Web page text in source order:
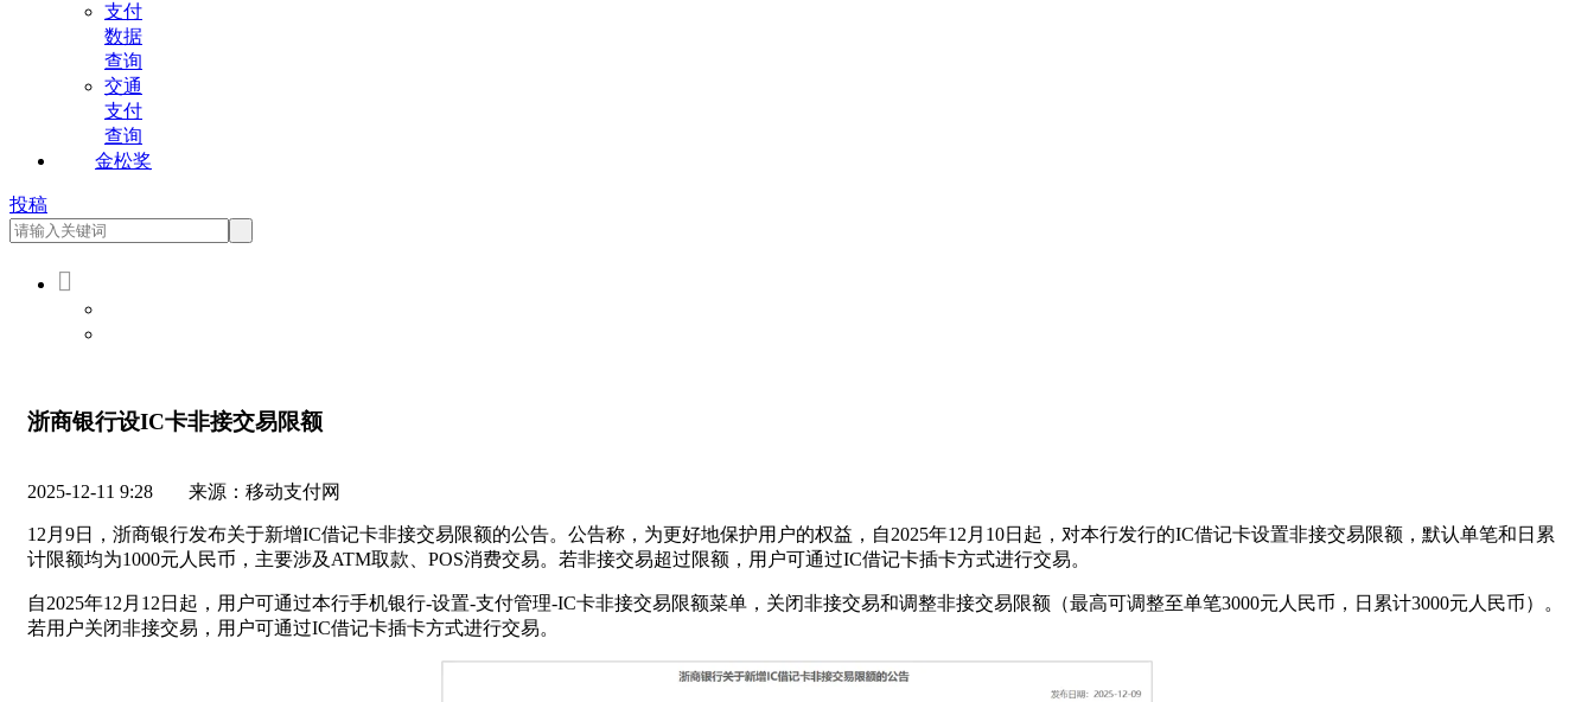
支付
数据
查询
交通
支付
查询
金松奖
投稿

浙商银行设IC卡非接交易限额
2025-12-11 9:28 来源：移动支付网
12月9日，浙商银行发布关于新增IC借记卡非接交易限额的公告。公告称，为更好地保护用户的权益，自2025年12月10日起，对本行发行的IC借记卡设置非接交易限额，默认单笔和日累
计限额均为1000元人民币，主要涉及ATM取款、POS消费交易。若非接交易超过限额，用户可通过IC借记卡插卡方式进行交易。
自2025年12月12日起，用户可通过本行手机银行-设置-支付管理-IC卡非接交易限额菜单，关闭非接交易和调整非接交易限额（最高可调整至单笔3000元人民币，日累计3000元人民币）。
若用户关闭非接交易，用户可通过IC借记卡插卡方式进行交易。